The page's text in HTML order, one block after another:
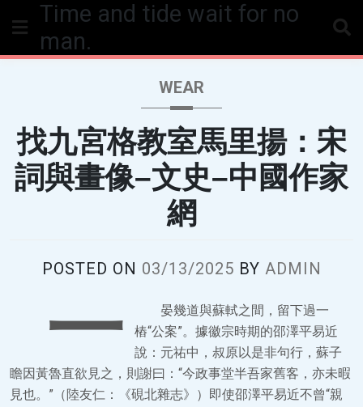
Time and tide wait for no
man.
WEAR
找九宮格教室馬里揚：宋
詞與畫像–文史–中國作家
網
POSTED ON 03/13/2025 BY ADMIN
一
晏幾道與蘇軾之間，留下過一
樁“公案”。據徽宗時期的邵澤平易近
說：元祐中，叔原以是非句行，蘇子
瞻因黃魯直欲見之，則謝曰：“今政事堂半吾家舊客，亦未暇
見也。”（陸友仁：《硯北雜志》）即使邵澤平易近不曾“親